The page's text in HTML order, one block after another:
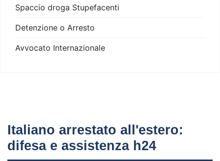
Spaccio droga Stupefacenti
Detenzione o Arresto
Avvocato Internazionale
Italiano arrestato all'estero:
difesa e assistenza h24